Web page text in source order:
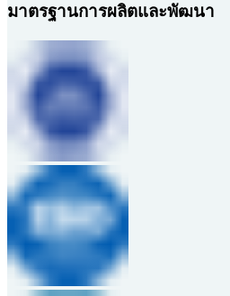
มาตรฐานการผลิตและพัฒนา